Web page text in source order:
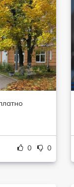
0 0